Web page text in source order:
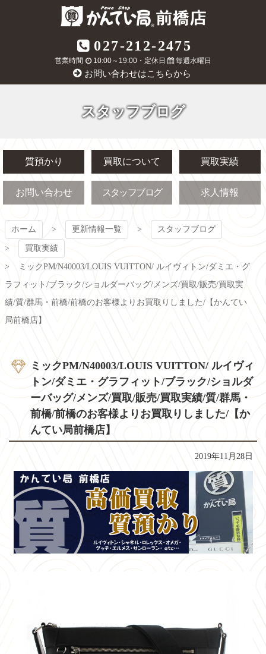
質屋かんてい局
前橋店
027-212-2475
営業時間 10:00～19:00・定休日 毎週水曜日
お問い合わせはこちらから
スタッフブログ
質預かり 買取について 買取実績
お問い合わせ スタッフブログ 求人情報
ホーム 更新情報一覧 スタッフブログ
買取実績
ミックPM/N40003/LOUIS VUITTON/ ルイヴィトン/ダミエ・グ
ラフィット/ブラック/ショルダーバッグ/メンズ/買取/販売/買取実
績/質/群馬・前橋/前橋のお客様よりお買取りしました/【かんてい
局前橋店】
ミックPM/N40003/LOUIS VUITTON/ ルイヴィ
トン/ダミエ・グラフィット/ブラック/ショルダ
ーバッグ/メンズ/買取/販売/買取実績/質/群馬・
前橋/前橋のお客様よりお買取りしました/【か
んてい局前橋店】
2019年11月28日